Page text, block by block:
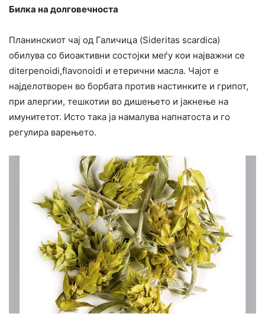
Билка на долговечноста
Планинскиот чај од Галичица (Sideritas scardica)
обилува со биоактивни состојки меѓу кои најважни се
diterpenoidi,flavonoidi и етерични масла. Чајот е
најделотворен во борбата против настинките и грипот,
при алергии, тешкотии во дишењето и јакнење на
имунитетот. Исто така ја намалува напнатоста и го
регулира варењето.